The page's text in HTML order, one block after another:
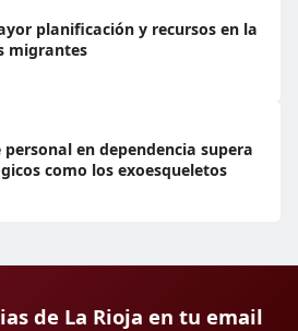
planificación y recursos en la
migrantes
en dependencia supera
como los exoesqueletos
de La Rioja en tu email